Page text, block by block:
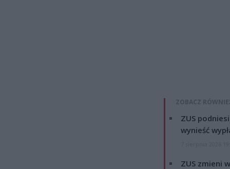
ZOBACZ
ZUS
wynieść
ZUS zmieni